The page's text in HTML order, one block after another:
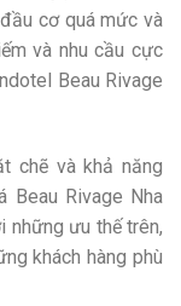
cơ quá mức và
và nhu cầu cực
Beau Rivage
chẽ và khả năng
Beau Rivage Nha
những ưu thế trên,
khách hàng phù